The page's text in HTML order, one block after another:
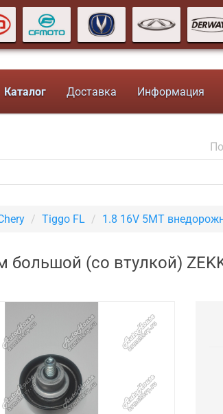
Каталог Доставка Информация
Tiggo FL 1.8 16V 5MT
большой (со втулкой)